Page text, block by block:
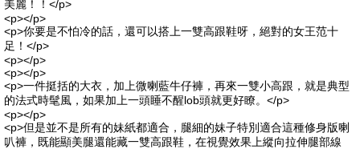
美麗！！</p>
<p></p>
<p>你要是不怕冷的話，還可以搭上一雙高跟鞋呀，絕對的女王范十
足！</p>
<p></p>
<p></p>
<p>一件挺括的大衣，加上微喇藍牛仔褲，再來一雙小高跟，就是典型
的法式時髦風，如果加上一頭睡不醒lob頭就更好瞭。</p>
<p></p>
<p>但是並不是所有的妹紙都適合，腿細的妹子特別適合這種修身版喇
叭褲，既能顯美腿還能藏一雙高跟鞋，在視覺效果上縱向拉伸腿部線